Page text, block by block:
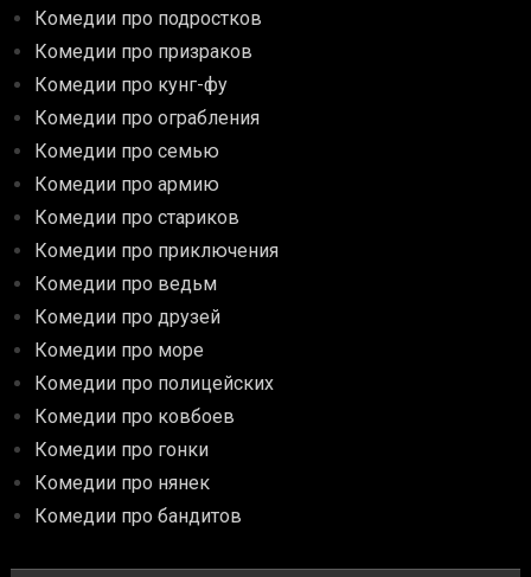
Комедии про подростков
Комедии про призраков
Комедии про кунг-фу
Комедии про ограбления
Комедии про семью
Комедии про армию
Комедии про стариков
Комедии про приключения
Комедии про ведьм
Комедии про друзей
Комедии про море
Комедии про полицейских
Комедии про ковбоев
Комедии про гонки
Комедии про нянек
Комедии про бандитов